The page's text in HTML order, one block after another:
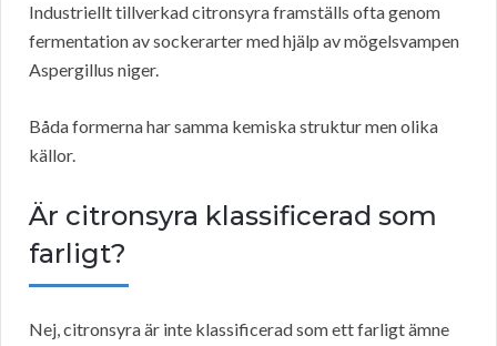
Industriellt tillverkad citronsyra framställs ofta genom
fermentation av sockerarter med hjälp av mögelsvampen
Aspergillus niger.
Båda formerna har samma kemiska struktur men olika
källor.
Är citronsyra klassificerad som
farligt?
Nej, citronsyra är inte klassificerad som ett farligt ämne